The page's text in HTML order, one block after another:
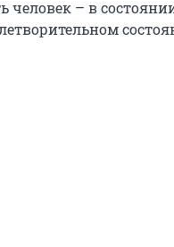
человек – в